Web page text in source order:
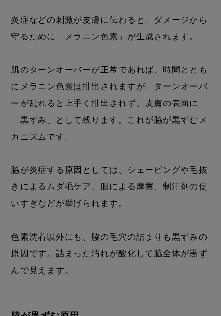
炎症などの刺激が皮膚に伝わると、ダメージから
守るために「メラニン色素」が生成されます。
肌のターンオーバーが正常であれば、時間ととも
にメラニン色素は排出されますが、ターンオーバ
ーが乱れると上手く排出されず、皮膚の表面に
「黒ずみ」として残ります。これが脇が黒ずむメ
カニズムです。
脇が炎症する原因としては、シェービングや毛抜
きによるムダ毛ケア、服による摩擦、制汗剤の使
いすぎなどが挙げられます。
色素沈着以外にも、脇の毛穴の詰まりも黒ずみの
原因です。詰まった汚れが酸化して脇全体が黒ず
んで見えます。